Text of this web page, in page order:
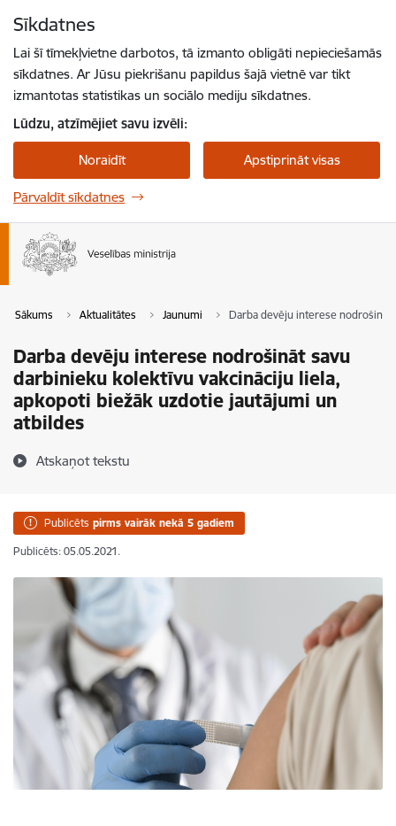
Sīkdatnes
Lai šī tīmekļvietne darbotos, tā izmanto obligāti nepieciešamās
sīkdatnes. Ar Jūsu piekrišanu papildus šajā vietnē var tikt
izmantotas statistikas un sociālo mediju sīkdatnes.
Lūdzu, atzīmējiet savu izvēli:
Noraidīt Apstiprināt visas
Pārvaldīt sīkdatnes
Sākums Aktualitātes Jaunumi Darba devēju interese nodrošināt
Darba devēju interese nodrošināt savu
darbinieku kolektīvu vakcināciju liela,
apkopoti biežāk uzdotie jautājumi un
atbildes
Atskaņot tekstu
Publicēts pirms vairāk nekā 5 gadiem
Publicēts: 05.05.2021.